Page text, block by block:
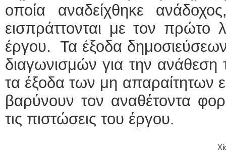
οποία αναδείχθηκε
εισπράττονται με τον
έργου. Τα έξοδα
διαγωνισμών για την ανάθεση
τα έξοδα των μη απαραίτητων
βαρύνουν τον αναθέτοντα
τις πιστώσεις του έργου.